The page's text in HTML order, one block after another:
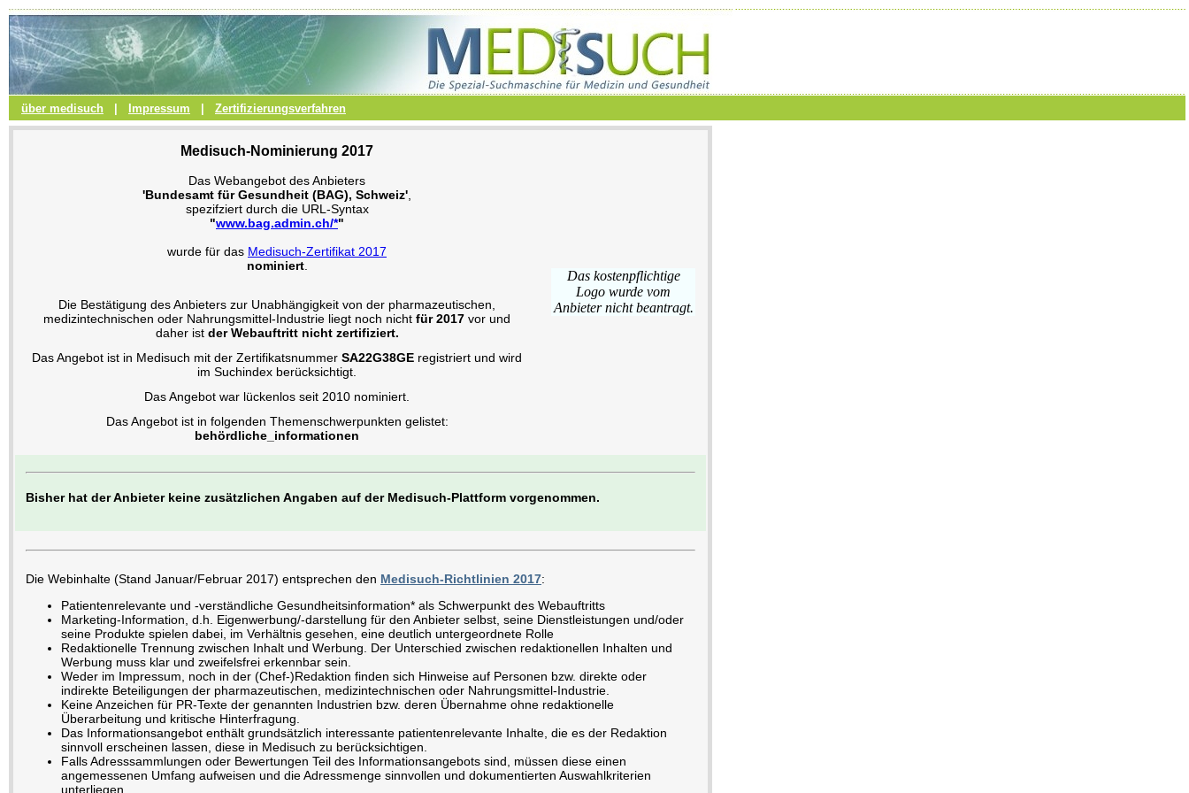
über medisuch Impressum Zertifizierungsverfahren
Medisuch-Nominierung 2017
Das Webangebot des Anbieters
'Bundesamt für Gesundheit (BAG), Schweiz',
spezifziert durch die URL-Syntax
"www.bag.admin.ch/*"
wurde für das Medisuch-Zertifikat 2017
nominiert.
Die Bestätigung des Anbieters zur Unabhängigkeit von der pharmazeutischen,
medizintechnischen oder Nahrungsmittel-Industrie liegt noch nicht für 2017 vor und
daher ist der Webauftritt nicht zertifiziert.
Das Angebot ist in Medisuch mit der Zertifikatsnummer SA22G38GE registriert und wird
im Suchindex berücksichtigt.
Das Angebot war lückenlos seit 2010 nominiert.
Das Angebot ist in folgenden Themenschwerpunkten gelistet:
behördliche_informationen
Das kostenpflichtige
Logo wurde vom
Anbieter nicht beantragt.
Bisher hat der Anbieter keine zusätzlichen Angaben auf der Medisuch-Plattform vorgenommen.
Die Webinhalte (Stand Januar/Februar 2017) entsprechen den Medisuch-Richtlinien 2017:
Patientenrelevante und -verständliche Gesundheitsinformation* als Schwerpunkt des Webauftritts
Marketing-Information, d.h. Eigenwerbung/-darstellung für den Anbieter selbst, seine Dienstleistungen und/oder
seine Produkte spielen dabei, im Verhältnis gesehen, eine deutlich untergeordnete Rolle
Redaktionelle Trennung zwischen Inhalt und Werbung. Der Unterschied zwischen redaktionellen Inhalten und
Werbung muss klar und zweifelsfrei erkennbar sein.
Weder im Impressum, noch in der (Chef-)Redaktion finden sich Hinweise auf Personen bzw. direkte oder
indirekte Beteiligungen der pharmazeutischen, medizintechnischen oder Nahrungsmittel-Industrie.
Keine Anzeichen für PR-Texte der genannten Industrien bzw. deren Übernahme ohne redaktionelle
Überarbeitung und kritische Hinterfragung.
Das Informationsangebot enthält grundsätzlich interessante patientenrelevante Inhalte, die es der Redaktion
sinnvoll erscheinen lassen, diese in Medisuch zu berücksichtigen.
Falls Adresssammlungen oder Bewertungen Teil des Informationsangebots sind, müssen diese einen
angemessenen Umfang aufweisen und die Adressmenge sinnvollen und dokumentierten Auswahlkriterien
unterliegen.